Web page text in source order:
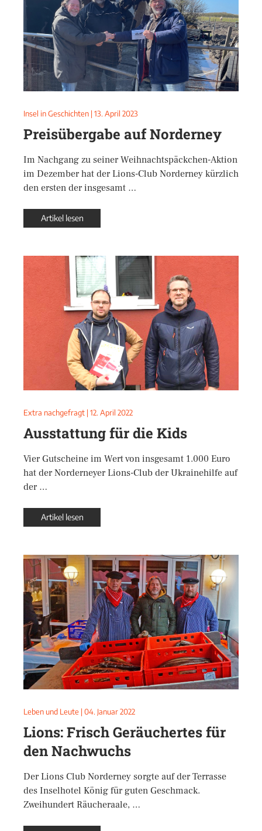
Insel in Geschichten | 13. April 2023
Preisübergabe auf Norderney
Im Nachgang zu seiner Weihnachtspäckchen-Aktion
im Dezember hat der Lions-Club Norderney kürzlich
den ersten der insgesamt …
Artikel lesen
Extra nachgefragt | 12. April 2022
Ausstattung für die Kids
Vier Gutscheine im Wert von insgesamt 1.000 Euro
hat der Norderneyer Lions-Club der Ukrainehilfe auf
der …
Artikel lesen
Leben und Leute | 04. Januar 2022
Lions: Frisch Geräuchertes für
den Nachwuchs
Der Lions Club Norderney sorgte auf der Terrasse
des Inselhotel König für guten Geschmack.
Zweihundert Räucheraale, …